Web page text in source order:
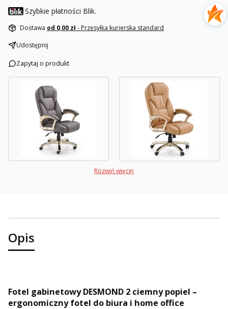
Szybkie płatności Blik.
Dostawa od 0,00 zł- Przesyłka kurierska standard
Udostępnij
Zapytaj o produkt
Rozwiń więcej
Opis
Fotel gabinetowy DESMOND 2 ciemny popiel –
ergonomiczny fotel do biura i home office